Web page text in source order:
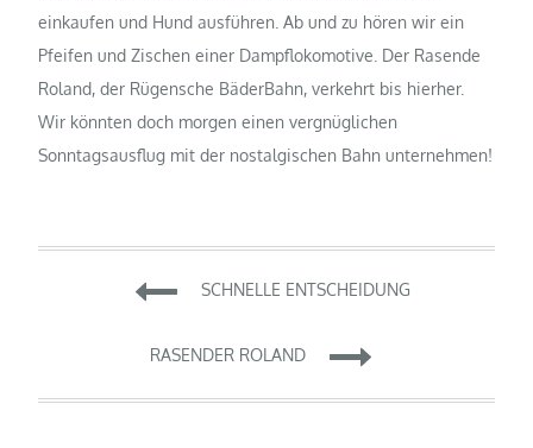
einkaufen und Hund ausführen. Ab und zu hören wir ein
Pfeifen und Zischen einer Dampflokomotive. Der Rasende
Roland, der Rügensche BäderBahn, verkehrt bis hierher.
Wir könnten doch morgen einen vergnüglichen
Sonntagsausflug mit der nostalgischen Bahn unternehmen!
Beitragsnavigation
SCHNELLE ENTSCHEIDUNG
RASENDER ROLAND